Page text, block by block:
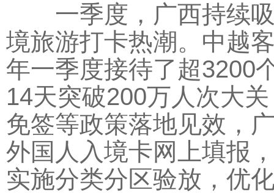
一季度，广西持续吸
境旅游打卡热潮。中越
年一季度接待了超3200
14天突破200万人次大
免签等政策落地见效，
外国人入境卡网上填报
实施分类分区验放，优